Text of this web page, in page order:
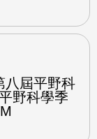
八屆平野科
野科學季